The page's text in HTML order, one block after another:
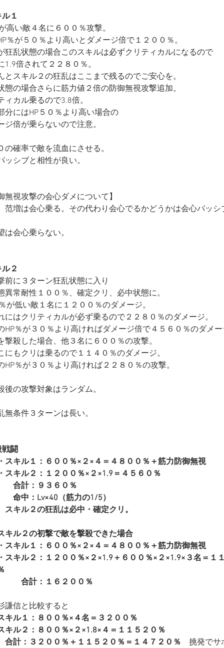
１
高い敵４名に６００％攻撃。
％が５０％より高いとダメージ倍で１２００％。
狂乱状態の場合このスキルは必ずクリティカルになるので
1.9倍されて２２８０％。
とスキル２の狂乱はここまで残るのでご安心を。
態の場合さらに筋力値２倍の防御無視攻撃追加。
ィカル乗るので3.8倍。
分にはHP５０％より高い場合の
ジ倍が乗らないので注意。
の確率で敵を流血にさせる。
ッシブと相性が良い。
無視攻撃の会心ダメについて】
范増は会心乗る。その代わり会心でるかどうかは会心パッシ
は会心乗らない。
２
前に３ターン狂乱状態に入り
常耐性１００％、確定クリ、必中状態に。
が低い敵１名に１２００％のダメージ。
はクリティカルが必ず乗るので２２８０％のダメージ。
HP％が３０％より高ければダメージ倍で４５６０％のダメ
殺した場合、他３名に６００％の攻撃。
もクリは乗るので１１４０％のダメージ。
％が３０％より高ければ２２８０％の攻撃。
の攻撃対象はランダム。
条件３ターンは長い。
闘
キル１：６００％×２×４＝４８００％＋筋力防御無視
キル２：１２００％×２×1.9＝４５６０％
：９３６０％
：Lv×40（筋力の1/5）
ル２の狂乱は必中・確定クリ。
ル２の初撃で敵を撃殺できた場合
キル１：６００％×２×４＝４８００％＋筋力防御無視
・スキル２：１２００％×２×1.9＋６００％×２×1.9×３名＝１
：１６２００％
謙信と比較すると
ル１：８００％×４名＝３２００％
ル２：８００％×２×1.8×４＝１１５２０％
：３２００％＋１１５２０％＝１４７２０％ 挑発でサ